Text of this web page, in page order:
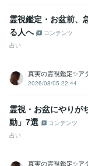
霊視鑑定・お盆前、
る人へ
コンテンツ
占い
真実の霊視鑑定✨ア
2026/08/05 22:44
霊視・お盆にやりが
動」7選
コンテンツ
占い
真実の霊視鑑定✨ア